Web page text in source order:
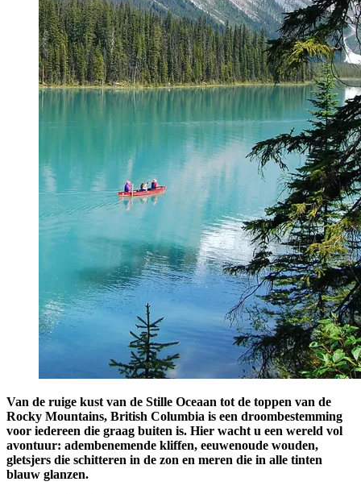
Van de ruige kust van de Stille Oceaan tot de toppen van de
Rocky Mountains, British Columbia is een droombestemming
voor iedereen die graag buiten is. Hier wacht u een wereld vol
avontuur: adembenemende kliffen, eeuwenoude wouden,
gletsjers die schitteren in de zon en meren die in alle tinten
blauw glanzen.